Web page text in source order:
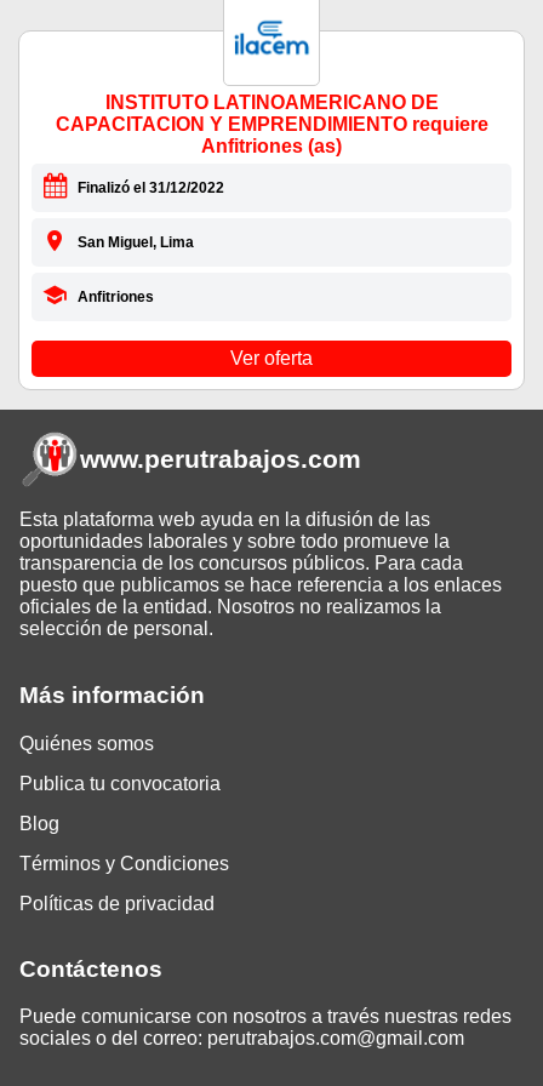
INSTITUTO LATINOAMERICANO DE
CAPACITACION Y EMPRENDIMIENTO requiere
Anfitriones (as)
Finalizó el 31/12/2022
San Miguel, Lima
Anfitriones
Ver oferta
Más información
Quiénes somos
Publica tu convocatoria
Blog
Términos y Condiciones
Políticas de privacidad
Contáctenos
Puede comunicarse con nosotros a través nuestras redes
sociales o del correo: perutrabajos.com@gmail.com
www.perutrabajos.com
Esta plataforma web ayuda en la difusión de las
oportunidades laborales y sobre todo promueve la
transparencia de los concursos públicos. Para cada
puesto que publicamos se hace referencia a los enlaces
oficiales de la entidad. Nosotros no realizamos la
selección de personal.